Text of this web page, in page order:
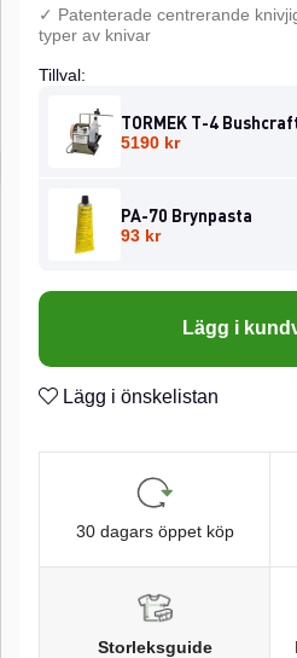
✓ Patenterade centrerande
typer av knivar
Tillval:
TORMEK T-4
5190 kr
PA-70 Brynpasta
93 kr
Lägg i
Lägg i önskelistan
30 dagars öppet köp
Storleksguide